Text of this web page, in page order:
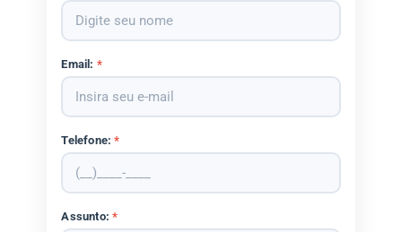
Email: *
Telefone:*
Assunto:*